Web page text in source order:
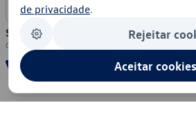
Segurança
de privacidade.
Rejeitar
Aceitar cookies